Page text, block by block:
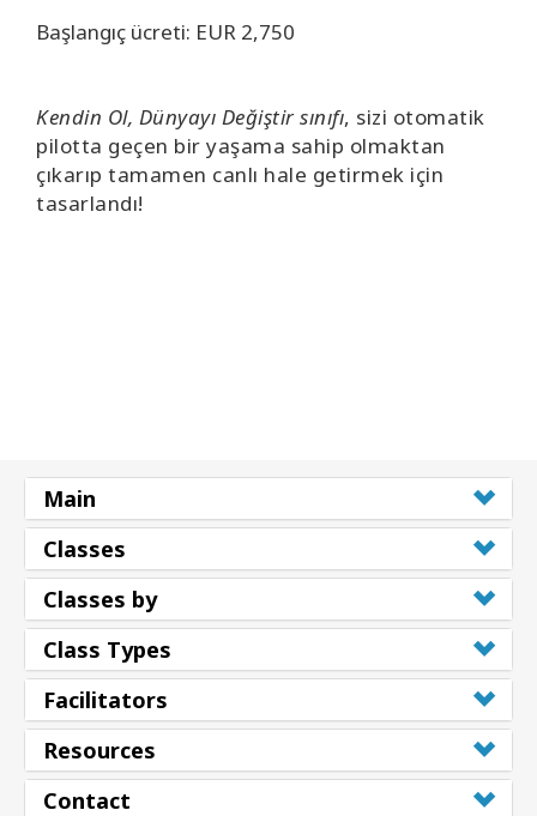
İLETIŞIM
Başlangıç ücreti: EUR 2,750
Kendin Ol, Dünyayı Değiştir sınıfı, sizi otomatik
pilotta geçen bir yaşama sahip olmaktan
çıkarıp tamamen canlı hale getirmek için
tasarlandı!
Main
Classes
Classes by
Class Types
Facilitators
Resources
Contact